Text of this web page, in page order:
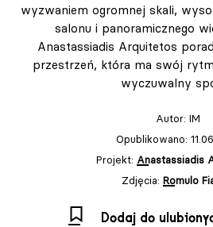
wyzwaniem ogromnej skali,
salonu i panoramicznego
Anastassiadis Arquitetos
przestrzeń, która ma swój
wyczuwalny
Autor: IM
Opublikowano:
Projekt: Anastassiadis
Zdjęcia: Romulo
Dodaj do